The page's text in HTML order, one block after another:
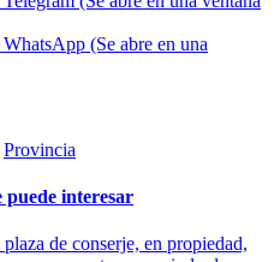
(Se abre en una
Provincia
interesar
de conserje, en propiedad,